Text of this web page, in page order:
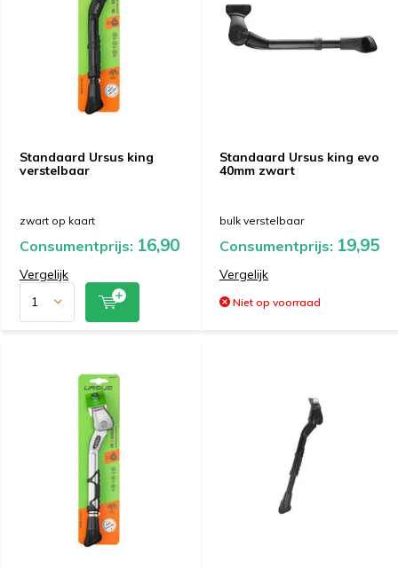
Standaard Ursus king
verstelbaar
zwart op kaart
Consumentprijs: 16,90
Vergelijk
Standaard Ursus king evo
40mm zwart
bulk verstelbaar
Consumentprijs: 19,95
Vergelijk
Niet op voorraad